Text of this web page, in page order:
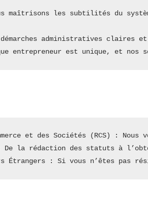
maîtrisons les subtilités du
administratives claires
entrepreneur est unique, et nos
et des Sociétés (RCS) :
De la rédaction des statuts à
Étrangers : Si vous n’êtes pas